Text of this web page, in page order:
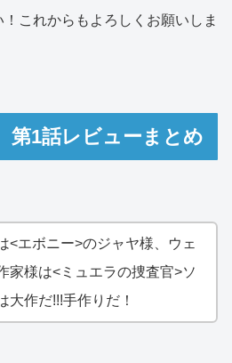
これからもよろしくお願いしま
1話レビューまとめ
<エボニー>のジャヤ様、ウェ
家様は<ミュエラの捜査官>ソ
大作だ!!!手作りだ！